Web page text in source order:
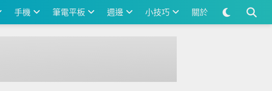
手機 筆電平板 週邊 小技巧 關於